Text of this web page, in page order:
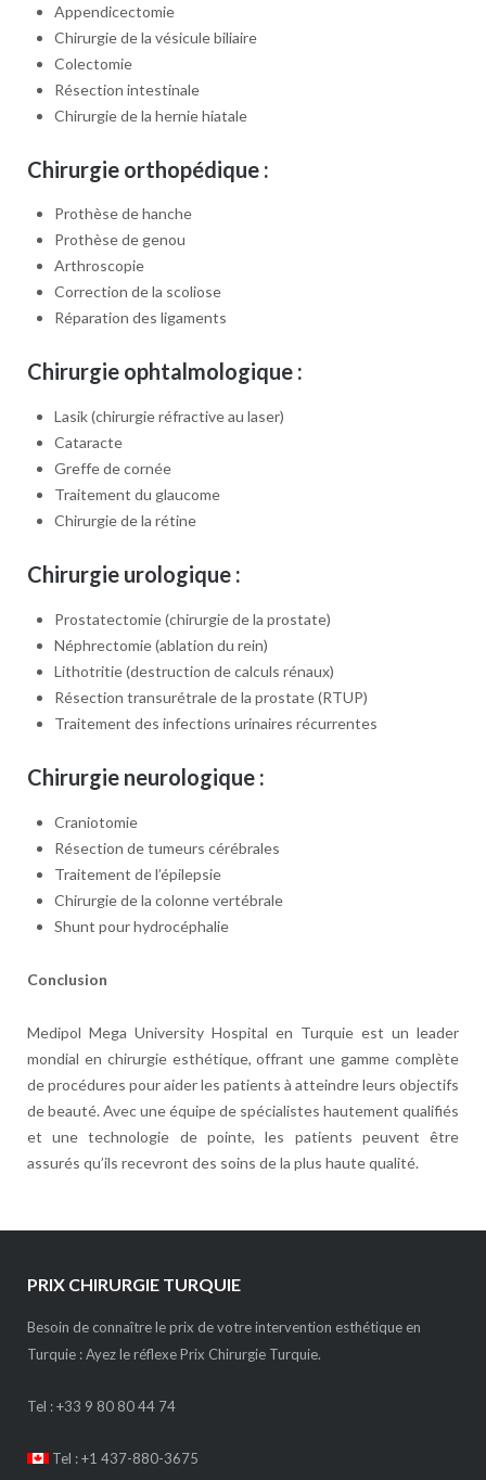
Appendicectomie
Chirurgie de la vésicule biliaire
Colectomie
Résection intestinale
Chirurgie de la hernie hiatale
Chirurgie orthopédique :
Prothèse de hanche
Prothèse de genou
Arthroscopie
Correction de la scoliose
Réparation des ligaments
Chirurgie ophtalmologique :
Lasik (chirurgie réfractive au laser)
Cataracte
Greffe de cornée
Traitement du glaucome
Chirurgie de la rétine
Chirurgie urologique :
Prostatectomie (chirurgie de la prostate)
Néphrectomie (ablation du rein)
Lithotritie (destruction de calculs rénaux)
Résection transurétrale de la prostate (RTUP)
Traitement des infections urinaires récurrentes
Chirurgie neurologique :
Craniotomie
Résection de tumeurs cérébrales
Traitement de l’épilepsie
Chirurgie de la colonne vertébrale
Shunt pour hydrocéphalie
Conclusion
Medipol Mega University Hospital en Turquie est un leader
mondial en chirurgie esthétique, offrant une gamme complète
de procédures pour aider les patients à atteindre leurs objectifs
de beauté. Avec une équipe de spécialistes hautement qualifiés
et une technologie de pointe, les patients peuvent être
assurés qu’ils recevront des soins de la plus haute qualité.
PRIX CHIRURGIE TURQUIE
Besoin de connaître le prix de votre intervention esthétique en
Turquie : Ayez le réflexe Prix Chirurgie Turquie.
Tel :+33 9 80 80 44 74
Tel : +1 437-880-3675